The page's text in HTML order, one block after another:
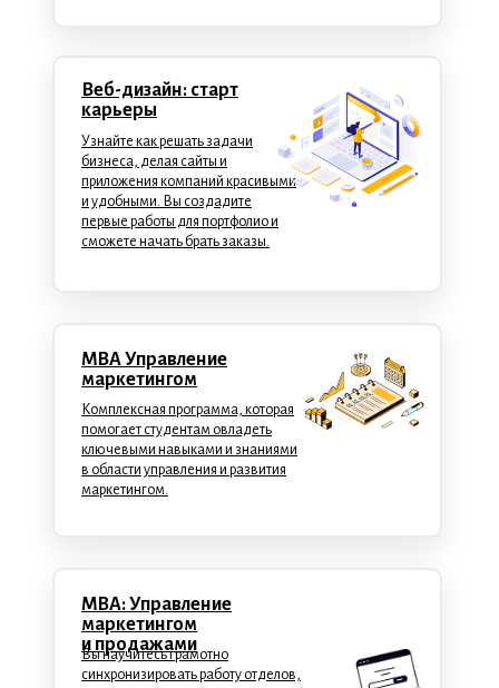
MBA Управление
маркетингом
Комплексная программа, которая
помогает студентам овладеть
ключевыми навыками и знаниями
в области управления и развития
маркетингом.
MBA: Управление
маркетингом
и продажами
Вы научитесь грамотно
синхронизировать работу отделов,
Веб-дизайн: старт
карьеры
Узнайте как решать задачи
бизнеса, делая сайты и
приложения компаний красивыми
и удобными. Вы создадите
первые работы для портфолио и
сможете начать брать заказы.